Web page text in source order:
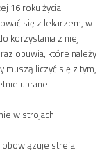
16 roku życia.
się z lekarzem, w
korzystania z niej.
obuwia, które należy
muszą liczyć się z tym,
ubrane.
w strojach
obowiązuje strefa